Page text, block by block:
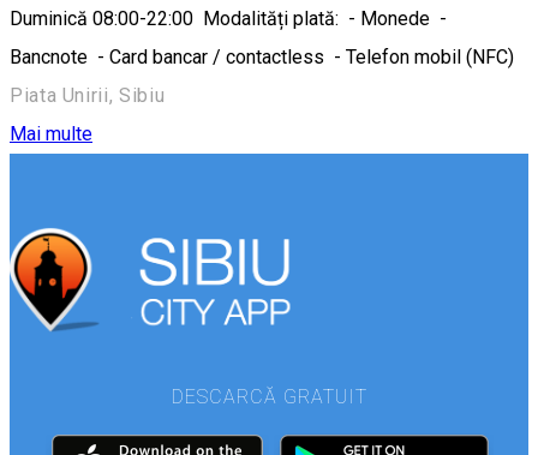
Duminică 08:00-22:00 Modalități plată: - Monede -
Bancnote - Card bancar / contactless - Telefon mobil (NFC)
Piata Unirii, Sibiu
Mai multe
DESCARCĂ GRATUIT